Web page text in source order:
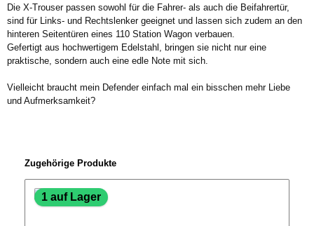
Die X-Trouser passen sowohl für die Fahrer- als auch die Beifahrertür,
sind für Links- und Rechtslenker geeignet und lassen sich zudem an den
hinteren Seitentüren eines 110 Station Wagon verbauen.
Gefertigt aus hochwertigem Edelstahl, bringen sie nicht nur eine
praktische, sondern auch eine edle Note mit sich.
Vielleicht braucht mein Defender einfach mal ein bisschen mehr Liebe
und Aufmerksamkeit?
Produktgalerie überspringen
Zugehörige Produkte
1 auf Lager